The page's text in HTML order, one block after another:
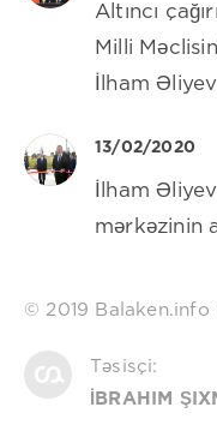
Altıncı
Milli
İlham
13/02/2020
İlham
mərkəzinin
© 2019 Balaken.info
Təsisçi:
İBRAHIM